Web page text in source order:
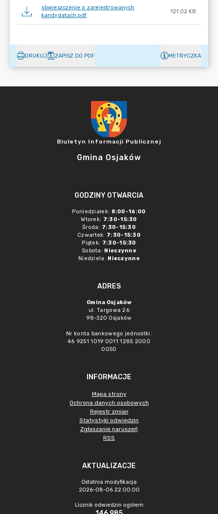
obwieszczenie o zarejestrowanych
kandydatach.pdf
121.02 KB
DRUKUJ ZAPISZ DO PDF METRYCZKA
Biuletyn Informacji Publicznej
Gmina Osjaków
GODZINY OTWARCIA
Poniedziałek: 8:00-16:00
Wtorek: 7:30-15:30
Środa: 7:30-15:30
Czwartek: 7:30-15:30
Piątek: 7:30-15:30
Sobota: Nieczynne
Niedziela: Nieczynne
ADRES
Gmina Osjaków
ul. Targowa 26
98-320 Osjaków
Nr konta bankowego jednostki:
46 9251 1019 0011 1285 2000
0050
INFORMACJE
Mapa strony
Ochrona danych osobowych
Rejestr zmian
Statystyki odwiedzin
Zgłaszanie naruszeń
RSS
AKTUALIZACJE
Ostatnia modyfikacja
2026-08-06 22:00:00
Licznik odwiedzin ogółem